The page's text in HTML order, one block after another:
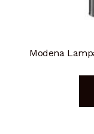
Modena